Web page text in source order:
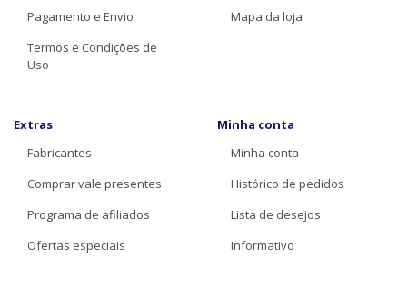
Pagamento e Envio
Termos e Condições de
Uso
Mapa da loja
Extras
Fabricantes
Comprar vale presentes
Programa de afiliados
Ofertas especiais
Minha conta
Minha conta
Histórico de pedidos
Lista de desejos
Informativo